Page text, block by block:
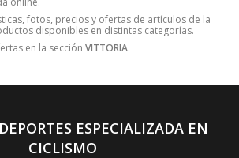
fotos, precios y ofertas de artículos de la
disponibles en distintas categorías.
en la sección VITTORIA.
ESPECIALIZADA EN
CICLISMO